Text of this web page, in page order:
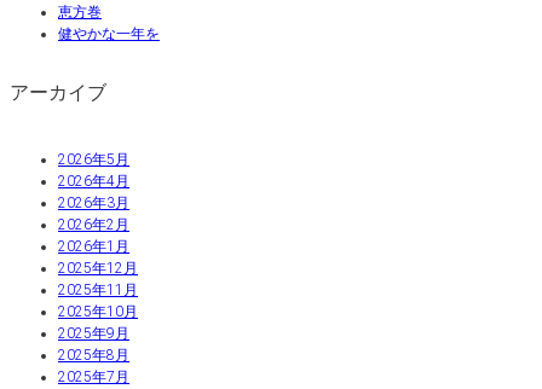
恵方巻
健やかな一年を
アーカイブ
2026年5月
2026年4月
2026年3月
2026年2月
2026年1月
2025年12月
2025年11月
2025年10月
2025年9月
2025年8月
2025年7月